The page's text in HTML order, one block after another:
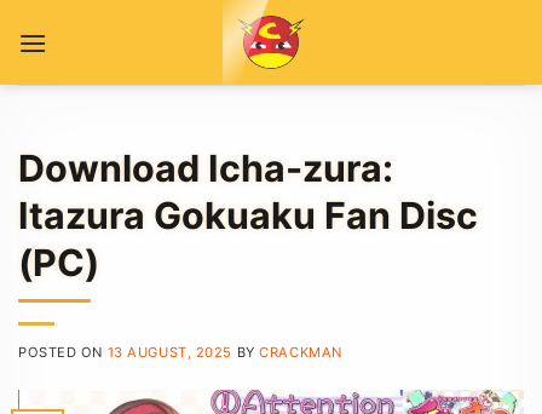
Download Icha-zura:
Itazura Gokuaku Fan Disc
(PC)
POSTED ON 13 AUGUST, 2025 BYCRACKMAN